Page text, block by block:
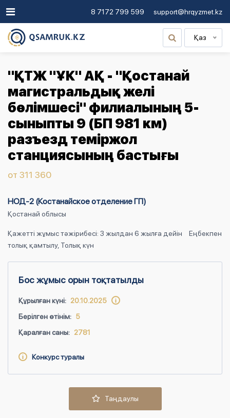
8 7172 799 599 support@hrqyzmet.kz
Қаз
"ҚТЖ "ҰК" АҚ - "Қостанай
магистральдық желі
бөлімшесі" филиалының 5-
сыныпты 9 (БП 981 км)
разъезд теміржол
станциясының бастығы
от 311 360
НОД-2 (Костанайское отделение ГП)
Қостанай облысы
Қажетті жұмыс тәжірибесі: 3 жылдан 6 жылға дейін
Еңбекпен
толық қамтылу, Толық күн
Бос жұмыс орын тоқтатылды
Құрылған күні: 20.10.2025
Берілген өтінім: 5
Қаралған саны: 2781
Конкурс туралы
Таңдаулы